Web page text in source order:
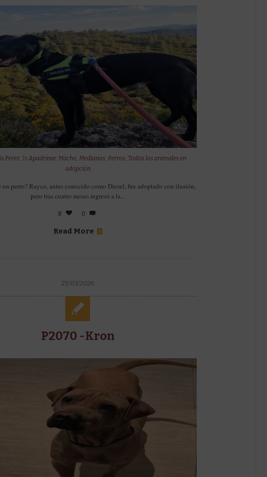
Perez InApadrinar,Macho,Medianos,Perros, Todos los animales en
adopción
un perro? Rayco, antes conocido como Diesel, fue adoptado con ilusión,
pero tras cuatro meses regresó a la...
8 0
Read More
25/03/2026
P2070 -Kron